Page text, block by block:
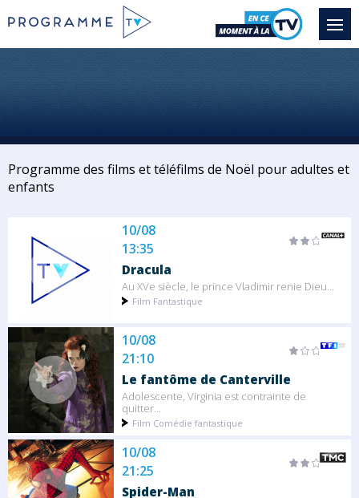
Programme des films et téléfilms de Noël pour adultes et
enfants
10/08
13:35
Dracula
Au XVe siècle, le prince Vladimir renie Dieu...
Film Fantastique
10/08
21:10
Le fantôme de Canterville
Adolescente, Virginia est contrainte de
quitter...
Film Comédie fantastique
10/08
21:25
Spider-Man